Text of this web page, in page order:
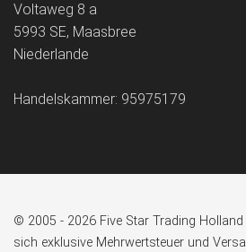
Voltaweg 8 a
5993 SE, Maasbree
Niederlande
Handelskammer: 95975179
© 2005 - 2026 Five Star Trading Holland
sich exklusive Mehrwertsteuer und